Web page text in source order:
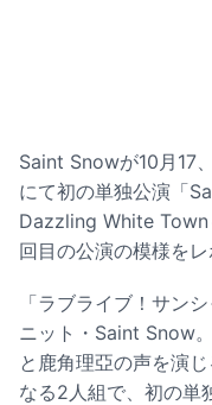
Saint Snowが10月17
にて初の単独公演「
Dazzling White Town
回目の公演の模様をレ
「ラブライブ！サン
ニット・Saint Snow
と鹿角理亞の声を演
なる2人組で、初の単